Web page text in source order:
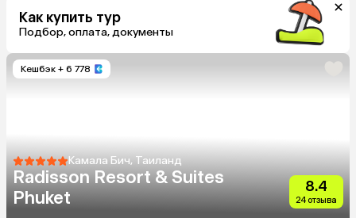
Как купить тур
Подбор, оплата, документы
Кешбэк + 6 778
Камала Бич, Таиланд
Radisson Resort & Suites
Phuket
8.4
24 отзыва